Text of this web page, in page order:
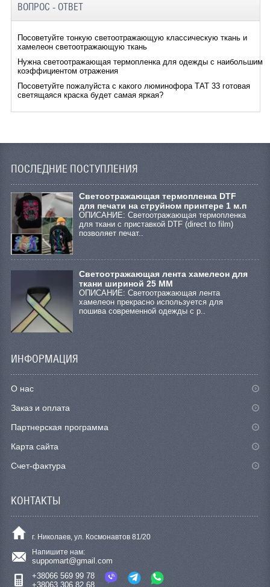
ВОПРОС - ОТВЕТ
Посоветуйте тонкую светоотражающую классическую ткань и
хамелеон светоотражающую ткань
Нужна светоотражающая термопленка для одежды с наибольшим
коэффициентом отражения
Посоветуйте пожалуйста с какого люминофора ТАТ 33 готовая
светящаяся краска будет самая яркая?
ПОСЛЕДНИЕ ПОСТУПЛЕНИЯ
Cветоотражающая термопленка DTF
для печати на струйном принтере 1 м.п
ОПИСАНИЕ: Светоотражающая термопленка
для ткани с приставкой DTF (direct to film)
позволяет печат..
Светоотражающая лента хамелеон для
ткани шириной 25 ММ
ОПИСАНИЕ: Светоотражающая лента
хамелеон прекрасно используется для
пошива современной одежды с р..
ИНФОРМАЦИЯ
О нас
Заказ и оплата
Партнерская программа
Карта сайта
Счет-фактура
КОНТАКТЫ
г. Николаев, ул. Космонавтов 81/20
Напишите нам:
suppomart@gmail.com
+38066 569 99 78
+38063 306 82 68